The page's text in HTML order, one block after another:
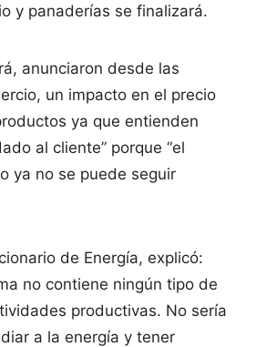
y panaderías se finalizará.
anunciaron desde las
un impacto en el precio
ya que entienden
al cliente” porque “el
ya no se puede seguir
de Energía, explicó:
no contiene ningún tipo de
productivas. No sería
a la energía y tener